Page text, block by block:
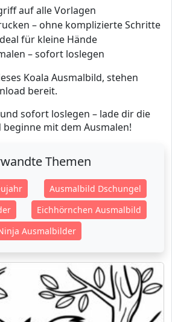
auf alle Vorlagen
– ohne komplizierte Schritte
für kleine Hände
– sofort loslegen
Koala Ausmalbild, stehen
bereit.
sofort loslegen – lade dir die
mit dem Ausmalen!
Themen
Ausmalbild Dschungel
Eichhörnchen Ausmalbild
Ausmalbilder